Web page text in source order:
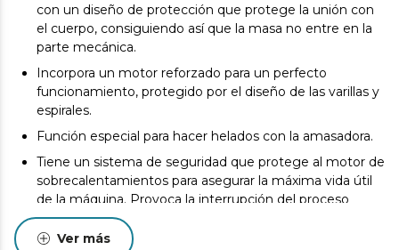
con un diseño de protección que protege la unión con
el cuerpo, consiguiendo así que la masa no entre en la
parte mecánica.
Incorpora un motor reforzado para un perfecto
funcionamiento, protegido por el diseño de las varillas y
espirales.
Función especial para hacer helados con la amasadora.
Tiene un sistema de seguridad que protege al motor de
sobrecalentamientos para asegurar la máxima vida útil
de la máquina. Provoca la interrupción del proceso
cuando el motor alcanza elevadas temperaturas y sólo
permite su puesta en funcionamiento cuando se ha
Ver más